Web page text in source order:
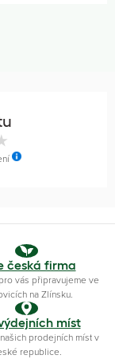
česká firma
vás připravujeme ve
na Zlínsku.
míst
prodejních míst v
republice.